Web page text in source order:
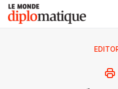
Skip
content
Le monde diplomatique